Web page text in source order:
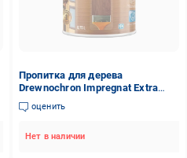
Пропитка для дерева
Drewnochron Impregnat Extra
0,75 л Темный орех
(2790708507)
оценить
Нет в наличии